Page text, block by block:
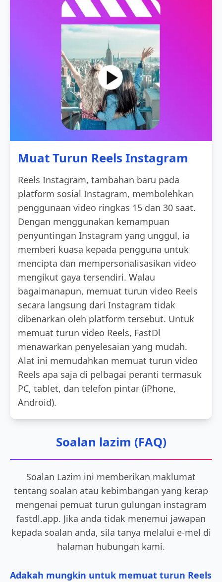
Muat Turun Reels Instagram
Reels Instagram, tambahan baru pada
platform sosial Instagram, membolehkan
penggunaan video ringkas 15 dan 30 saat.
Dengan menggunakan kemampuan
penyuntingan Instagram yang unggul, ia
memberi kuasa kepada pengguna untuk
mencipta dan mempersonalisasikan video
mengikut gaya tersendiri. Walau
bagaimanapun, memuat turun video Reels
secara langsung dari Instagram tidak
dibenarkan oleh platform tersebut. Untuk
memuat turun video Reels, FastDl
menawarkan penyelesaian yang mudah.
Alat ini memudahkan memuat turun video
Reels apa saja di pelbagai peranti termasuk
PC, tablet, dan telefon pintar (iPhone,
Android).
Soalan lazim (FAQ)
Soalan Lazim ini memberikan maklumat
tentang soalan atau kebimbangan yang kerap
mengenai pemuat turun gulungan instagram
fastdl.app. Jika anda tidak menemui jawapan
kepada soalan anda, sila tanya melalui e-mel di
halaman hubungan kami.
Adakah mungkin untuk memuat turun Reels